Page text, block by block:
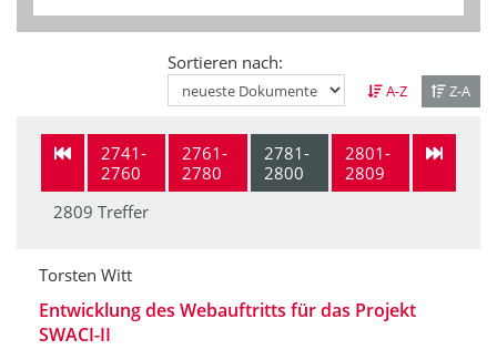
Sortieren nach:
A-Z Z-A
2741-
2760
2761-
2780
2781-
2800
2801-
2809
2809 Treffer
Torsten Witt
Entwicklung des Webauftritts für das Projekt
SWACI-II